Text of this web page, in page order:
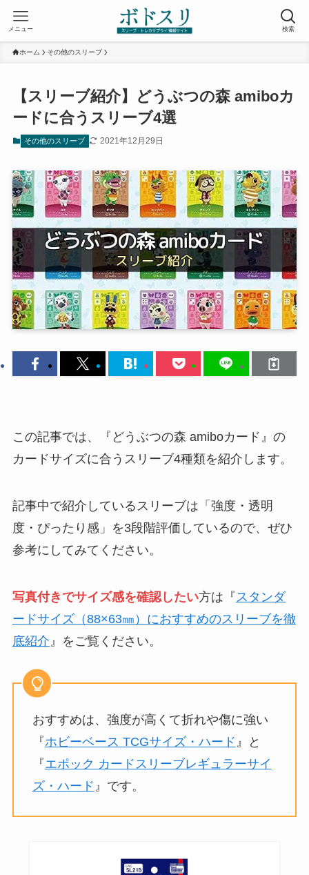
検索
メニュー
ホーム その他のスリーブ
【スリーブ紹介】どうぶつの森 amiboカ
ードに合うスリーブ4選
その他のスリーブ 2021年12月29日
この記事では、『どうぶつの森 amiboカード』の
カードサイズに合うスリーブ4種類を紹介します。
記事中で紹介しているスリーブは「強度・透明
度・ぴったり感」を3段階評価しているので、ぜひ
参考にしてみてください。
写真付きでサイズ感を確認したい方は『 スタンダ
ードサイズ（88×63㎜）におすすめのスリーブを徹
底紹介 』をご覧ください。
おすすめは、強度が高くて折れや傷に強い
『ホビーベース TCGサイズ・ハード 』と
『エポック カードスリーブレギュラーサイ
ズ・ハード 』です。